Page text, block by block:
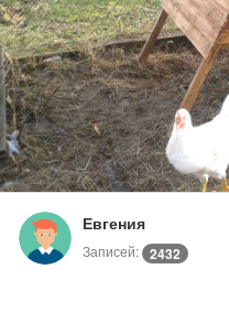
Евгения
Записей: 2432